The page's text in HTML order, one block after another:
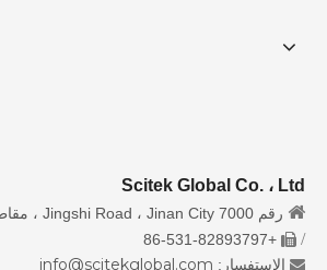
Scitek Global Co. ، Ltd
 رقم 7000 Jingshi Road ، Jinan City ، مقاطعة شاندونغ ، الصين
/

+86-531-82893797
 الاستفسار: info@scitekglobal.com